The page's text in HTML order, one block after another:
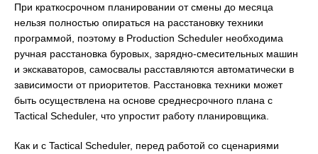
При краткосрочном планировании от смены до месяца
нельзя полностью опираться на расстановку техники
программой, поэтому в Production Scheduler необходима
ручная расстановка буровых, зарядно-смесительных машин
и экскаваторов, самосвалы расставляются автоматически в
зависимости от приоритетов. Расстановка техники может
быть осуществлена на основе среднесрочного плана с
Tactical Scheduler, что упростит работу планировщика.
Как и c Tactical Scheduler, перед работой со сценариями